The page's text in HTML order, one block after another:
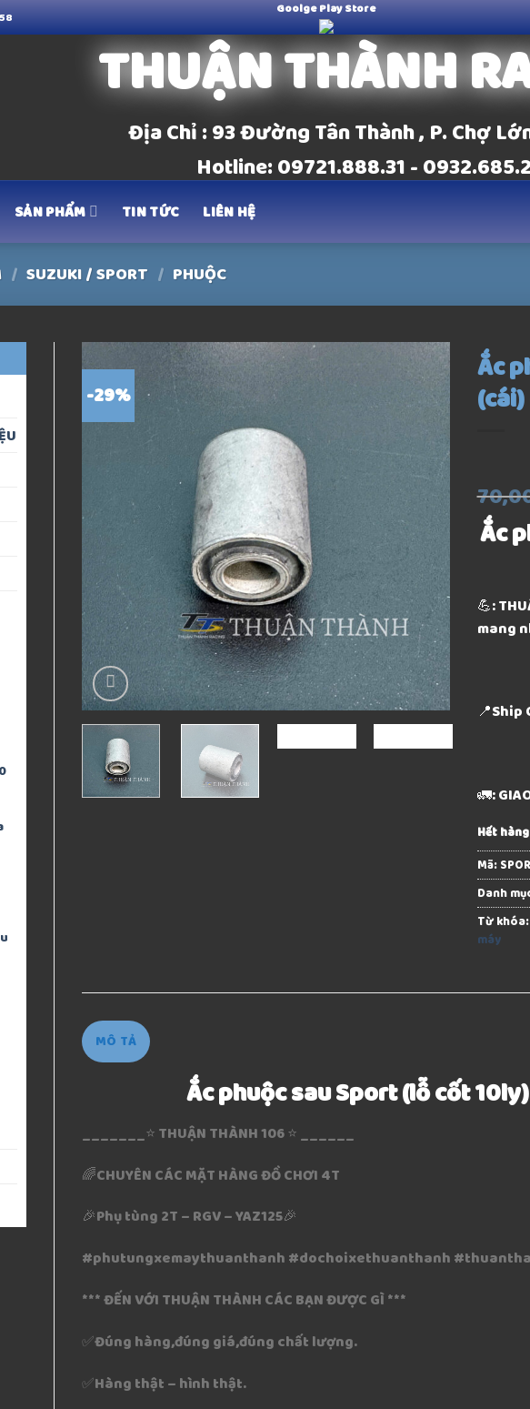
Goolge Play Store
THUẬN THÀNH
Địa Chỉ : 93 Đường Tân Thành , P. Chợ
Hotline: 09721.888.31 -
SẢN PHẨM TIN TỨC LIÊN HỆ
/ SUZUKI / SPORT / PHUỘC
-29%
Ắc
(cái)
Ắc
💪:
mang
📍Ship
🚛:
Hết hàng
Mã:
Danh
Từ khóa:
máy
MÔ TẢ
Ắc phuộc sau Sport (lỗ cốt 10ly)
_______⭐️ THUẬN THÀNH 106 ⭐️ ______
🌈CHUYÊN CÁC MẶT HÀNG ĐỒ CHƠI 4T
🎉Phụ tùng 2T – RGV – YAZ125🎉
#phutungxemaythuanthanh #dochoixethuanthanh
*** ĐẾN VỚI THUẬN THÀNH CÁC BẠN ĐƯỢC GÌ ***
✅Đúng hàng,đúng giá,đúng chất lượng.
✅Hàng thật – hình thật.